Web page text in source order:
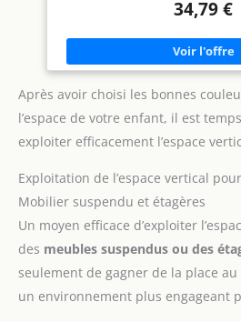
34,79 €
Après avoir choisi les bonnes
l’espace de votre enfant, il est
exploiter efficacement l’espace
Exploitation de l’espace vertical
Mobilier suspendu et étagères
Un moyen efficace d’exploiter
des meubles suspendus ou des
seulement de gagner de la place
un environnement plus engageant